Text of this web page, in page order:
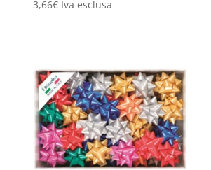
3,66€ Iva esclusa